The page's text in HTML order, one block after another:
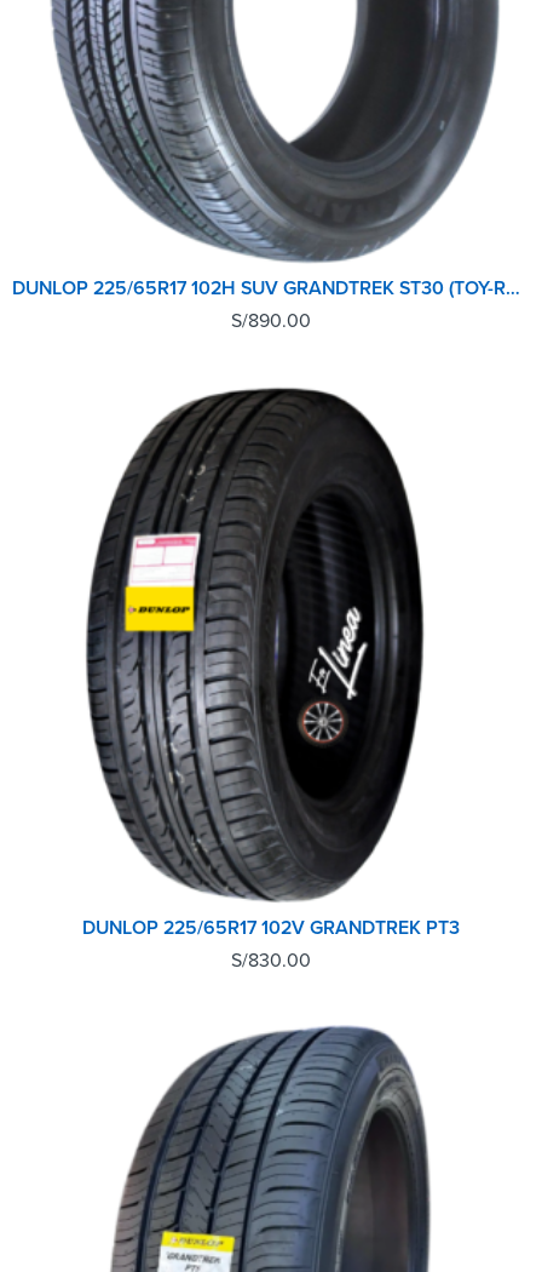
DUNLOP 225/65R17 102H SUV GRANDTREK ST30 (TOY-RAV) TL JP M+S
S/890.00
DUNLOP 225/65R17 102V GRANDTREK PT3
S/830.00